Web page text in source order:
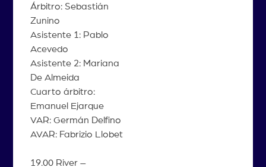
Árbitro: Sebastián
Zunino
Asistente 1: Pablo
Acevedo
Asistente 2: Mariana
De Almeida
Cuarto árbitro:
Emanuel Ejarque
VAR: Germán Delfino
AVAR: Fabrizio Llobet
19.00 River –